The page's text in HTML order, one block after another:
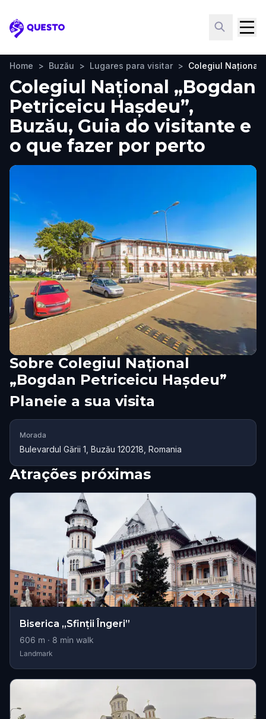
Questo
Home > Buzău > Lugares para visitar > Colegiul Național
Colegiul Național „Bogdan
Petriceicu Hașdeu”,
Buzău, Guia do visitante e
o que fazer por perto
Sobre Colegiul Național
„Bogdan Petriceicu Hașdeu”
Planeie a sua visita
Morada
Bulevardul Gării 1, Buzău 120218, Romania
Atrações próximas
Biserica „Sfinții Îngeri”
606 m · 8 min walk
Landmark